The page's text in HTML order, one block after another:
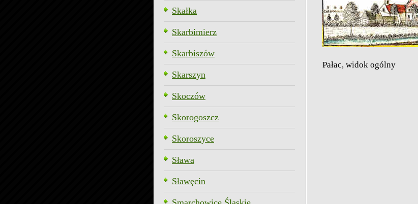
Pałac, widok ogólny
Skałka
Skarbimierz
Skarbiszów
Skarszyn
Skoczów
Skorogoszcz
Skoroszyce
Sława
Sławęcin